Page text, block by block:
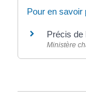
Pour en savoir
Précis de
Ministère